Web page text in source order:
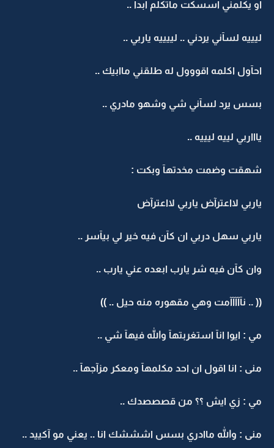
او يكلمني اسسكت ماتكلم ابداً ..
ليييه لسآني يردني .. لييييه ياربي ..
احآول اكلمه اقووول له طلقني ماابيك ..
بسس يرد لسآني شي وشهو مادري ..
ياااربي لييه ليييه ..
شهقت وضمت مخدتهآ وبكت :
ياربي لااعترآض ياربي لااعترآض
ياربي سهل دربي ان كآن فيه خير لي بيآسر ..
وان كآن فيه شر يارب ابعده عني يارب ..
(( .. نآآآآآمت وهي مقهوره منه حيل .. ))
مي : ايوا انآ استغربتهآ والله فيهآ شي ..
منى : انا اقول ان احد مكلمهآ ومعكر مزآجهآ ..
مي : زي ايش ؟؟ من قصصصدك ..
منى : والله ماادري بسس اشششك انا .. يعني مو آكييد ..